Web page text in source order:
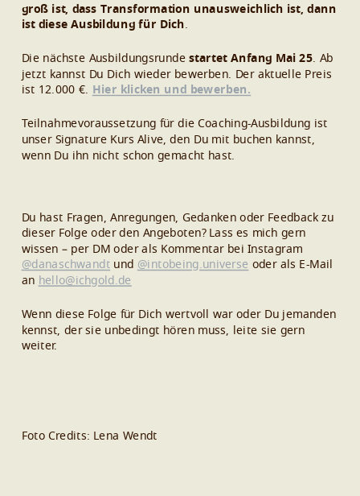
groß ist, dass Transformation unausweichlich ist, dann
ist diese Ausbildung für Dich
Die nächste Ausbildungsrundestartet Anfang Mai 25 . Ab
jetzt kannst Du Dich wieder bewerben. Der aktuelle Preis
ist 12.000 €.
Hier klicken und bewerben.
Teilnahmevoraussetzung für die Coaching-Ausbildung ist
unser Signature Kurs Alive, den Du mit buchen kannst,
wenn Du ihn nicht schon gemacht hast.
Du hast Fragen, Anregungen, Gedanken oder Feedback zu
dieser Folge oder den Angeboten? Lass es mich gern
wissen – per DM oder als Kommentar bei Instagram
@danaschwandt und @intobeing.universe oder als E-Mail
an hello@ichgold.de
Wenn diese Folge für Dich wertvoll war oder Du jemanden
kennst, der sie unbedingt hören muss, leite sie gern
weiter.
Foto Credits: Lena Wendt